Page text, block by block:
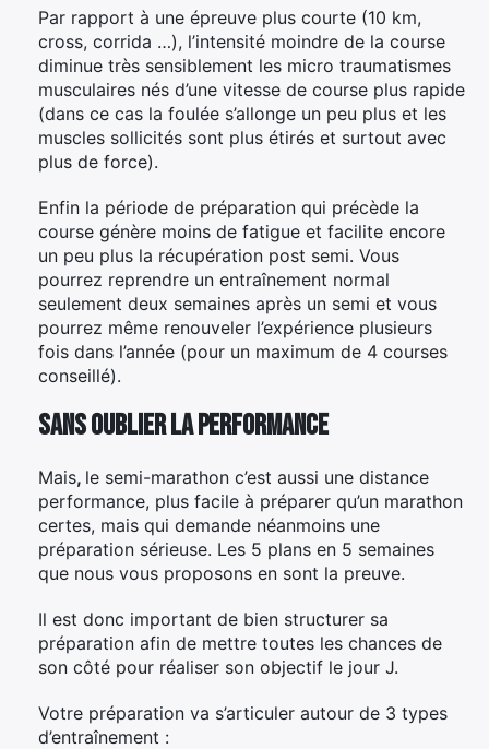
Par rapport à une épreuve plus courte (10 km,
cross, corrida …), l’intensité moindre de la course
diminue très sensiblement les micro traumatismes
musculaires nés d’une vitesse de course plus rapide
(dans ce cas la foulée s’allonge un peu plus et les
muscles sollicités sont plus étirés et surtout avec
plus de force).
Enfin la période de préparation qui précède la
course génère moins de fatigue et facilite encore
un peu plus la récupération post semi. Vous
pourrez reprendre un entraînement normal
seulement deux semaines après un semi et vous
pourrez même renouveler l’expérience plusieurs
fois dans l’année (pour un maximum de 4 courses
conseillé).
Sans oublier la performance
Mais, le semi-marathon c’est aussi une distance
performance, plus facile à préparer qu’un marathon
certes, mais qui demande néanmoins une
préparation sérieuse. Les 5 plans en 5 semaines
que nous vous proposons en sont la preuve.
Il est donc important de bien structurer sa
préparation afin de mettre toutes les chances de
son côté pour réaliser son objectif le jour J.
Votre préparation va s’articuler autour de 3 types
d’entraînement :